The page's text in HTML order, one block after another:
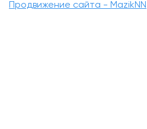
Продвижение сайта - MazikNN